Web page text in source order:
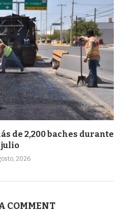
de 2,200 baches durante
julio
2026
COMMENT